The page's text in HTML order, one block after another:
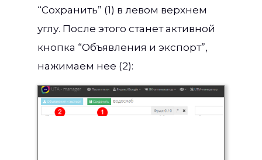
“Сохранить” (1) в левом верхнем
углу. После этого станет активной
кнопка “Объявления и экспорт”,
нажимаем нее (2):